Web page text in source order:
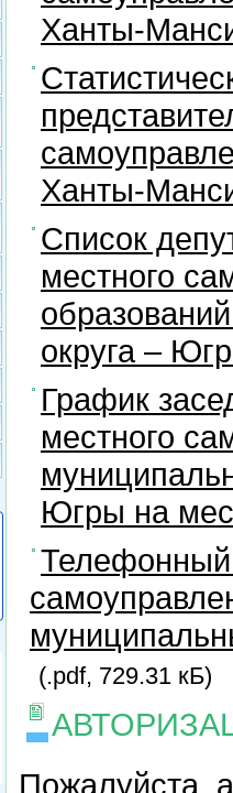
Ханты-
Ханты-
Список
местного
округа –
График
местного
Югры на
Телефонный
(.pdf, 729.31 кБ)
Пожалуйста,